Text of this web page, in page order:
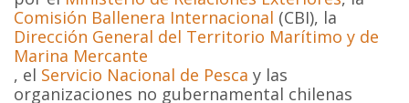
Comisión Ballenera Internacional (CBI), la
Dirección General del Territorio Marítimo y de
Marina Mercante
, el Servicio Nacional de Pesca y las
organizaciones no gubernamental chilenas